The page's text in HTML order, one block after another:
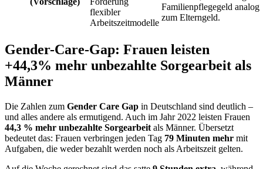
flexibler
Arbeitszeitmodelle
Familienpflegegeld analog
zum Elterngeld.
Gender-Care-Gap: Frauen leisten
+44,3% mehr unbezahlte Sorgearbeit als
Männer
Die Zahlen zum Gender Care Gap in Deutschland sind deutlich –
und alles andere als ermutigend. Auch im Jahr 2022 leisten Frauen
44,3 % mehr unbezahlte Sorgearbeit als Männer. Übersetzt
bedeutet das: Frauen verbringen jeden Tag 79 Minuten mehr mit
Aufgaben, die weder bezahlt werden noch als Arbeitszeit gelten.